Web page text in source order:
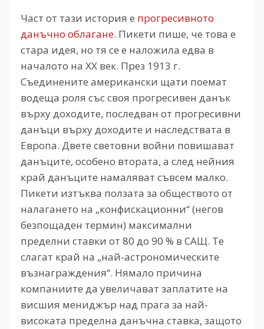
Част от тази история е прогресивното
данъчно облагане. Пикети пише, че това е
стара идея, но тя се е наложила едва в
началото на ХХ век. През 1913 г.
Съединените американски щати поемат
водеща роля със своя прогресивен данък
върху доходите, последван от прогресивни
данъци върху доходите и наследствата в
Европа. Двете световни войни повишават
данъците, особено втората, а след нейния
край данъците намаляват съвсем малко.
Пикети изтъква ползата за обществото от
налагането на „конфискационни“ (негов
безпощаден термин) максимални
пределни ставки от 80 до 90 % в САЩ. Те
слагат край на „най-астрономическите
възнаграждения“. Нямало причина
компаниите да увеличават заплатите на
висшия мениджър над прага за най-
високата пределна данъчна ставка, защото